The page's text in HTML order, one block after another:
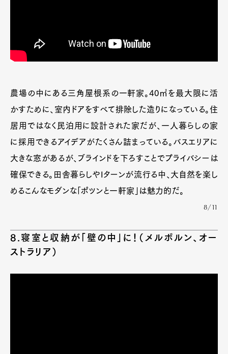
農場の中にある三角屋根系の一軒家。40㎡を最大限に活
かすために、室内ドアをすべて排除した造りになっている。住
居用ではなく民泊用に設計された家だが、一人暮らしの家
に採用できるアイデアがたくさん詰まっている。バスエリアに
大きな窓があるが、ブラインドを下ろすことでプライバシーは
確保できる。田舎暮らしやIターンが流行る中、大自然を楽し
めるこんなモダンな「ポツンと一軒家」は魅力的だ。
8/11
8.寝室と収納が「壁の中」に！（メルボルン、オー
ストラリア）